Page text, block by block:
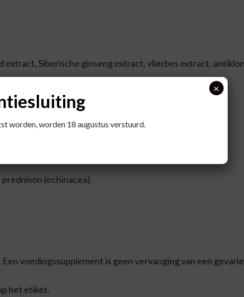
extract, Siberische ginseng extract, vlierbes extract,
borstvoeding.
(echinacea).
voedingssupplement is geen vervanging van een
het etiket.
worden, worden 18 augustus verstuurd.
×